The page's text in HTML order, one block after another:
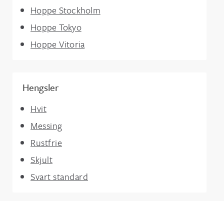
Hoppe Stockholm
Hoppe Tokyo
Hoppe Vitoria
Hengsler
Hvit
Messing
Rustfrie
Skjult
Svart standard